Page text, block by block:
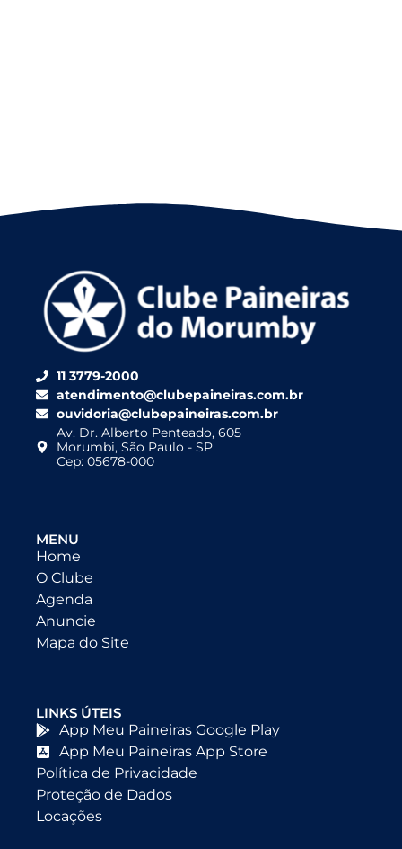
11 3779-2000
atendimento@clubepaineiras.com.br
ouvidoria@clubepaineiras.com.br
Av. Dr. Alberto Penteado, 605
Morumbi, São Paulo - SP
Cep: 05678-000
MENU
Home
O Clube
Agenda
Anuncie
Mapa do Site
LINKS ÚTEIS
App Meu Paineiras Google Play
App Meu Paineiras App Store
Política de Privacidade
Proteção de Dados
Locações